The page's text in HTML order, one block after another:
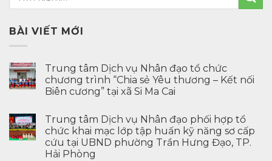
BÀI VIẾT MỚI
Trung tâm Dịch vụ Nhân đạo tổ chức
chương trình “Chia sẻ Yêu thương – Kết nối
Biên cương” tại xã Si Ma Cai
Trung tâm Dịch vụ Nhân đạo phối hợp tổ
chức khai mạc lớp tập huấn kỹ năng sơ cấp
cứu tại UBND phường Trần Hưng Đạo, TP.
Hải Phòng